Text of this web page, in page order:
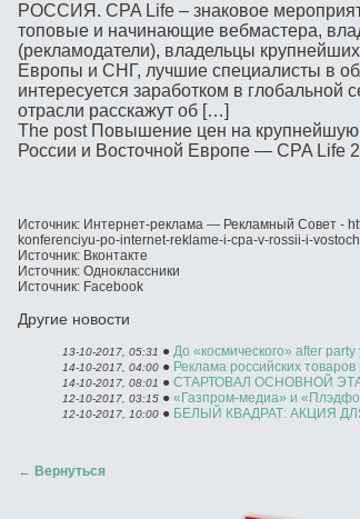
РОССИЯ. CPA Life – знаковое
топовые и начинающие вебмастера,
(рекламодатели), владельцы
Европы и СНГ, лучшие специалисты в
интересуется заработком в глобальной
отрасли расскажут об […]
The post Повышение цен на
России и Восточной Европе — CPA Life
Источник: Интернет-реклама — Рекламный Совет -
konferenciyu-po-internet-reklame-i-cpa-v-rossii-i-
Источник: Вконтакте
Источник: Одноклассники
Источник: Facebook
Другие новости
13-10-2017, 05:31 ● До «космического» after
14-10-2017, 04:00 ● Реклама российских
14-10-2017, 08:01 ● СТАРТОВАЛ ОСНОВНОЙ
12-10-2017, 03:15 ● «Газпром-медиа» и
12-10-2017, 10:00 ● БЕЛЫЙ КВАДРАТ: АКЦИЯ
← Вернуться